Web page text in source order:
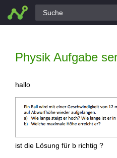
Alle Fragen
Physik Aufgabe
hallo
ist die Lösung für b richtig ?